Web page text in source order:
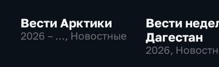
Вести Арктики
2026 – …, Новостные
Вести
Дагестан
2026,